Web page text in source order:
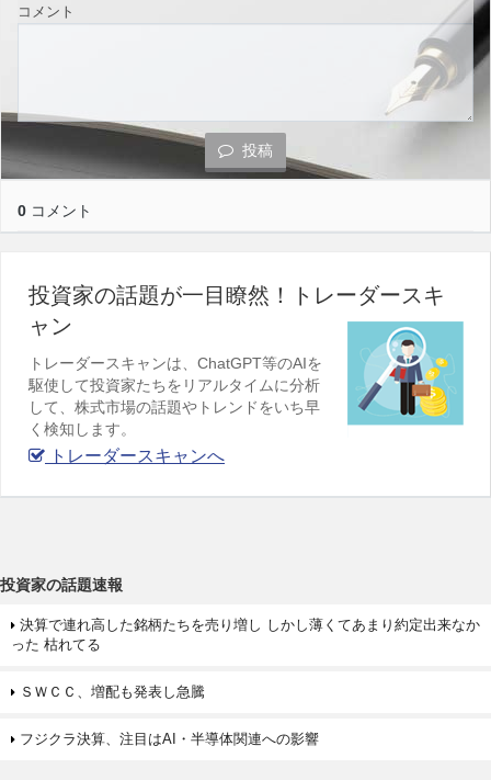
コメント
投稿
0 コメント
投資家の話題が一目瞭然！トレーダースキ
ャン
トレーダースキャンは、ChatGPT等のAIを
駆使して投資家たちをリアルタイムに分析
して、株式市場の話題やトレンドをいち早
く検知します。
トレーダースキャンへ
投資家の話題速報
決算で連れ高した銘柄たちを売り増し しかし薄くてあまり約定出来なか
った 枯れてる
ＳＷＣＣ、増配も発表し急騰
フジクラ決算、注目はAI・半導体関連への影響